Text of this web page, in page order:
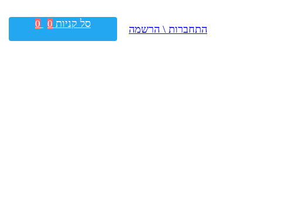
התחברות \ הרשמה סל קניות 0
0